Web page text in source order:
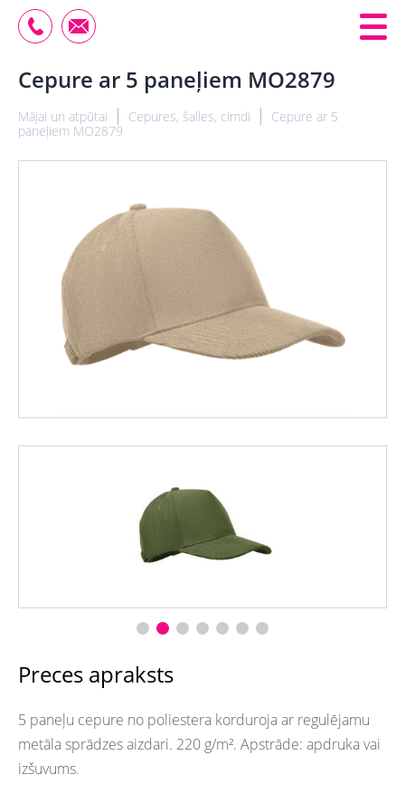
Cepure ar 5 paneļiem MO2879
Mājai un atpūtai Cepures, šalles, cimdi
Cepure ar 5
paneļiem MO2879
Preces apraksts
5 paneļu cepure no poliestera korduroja ar regulējamu
metāla sprādzes aizdari. 220 g/m². Apstrāde: apdruka vai
izšuvums.